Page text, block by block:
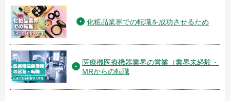
化粧品業界での転職を成功させるため
医療機医療機器業界の営業（業界未経験・
MRからの転職